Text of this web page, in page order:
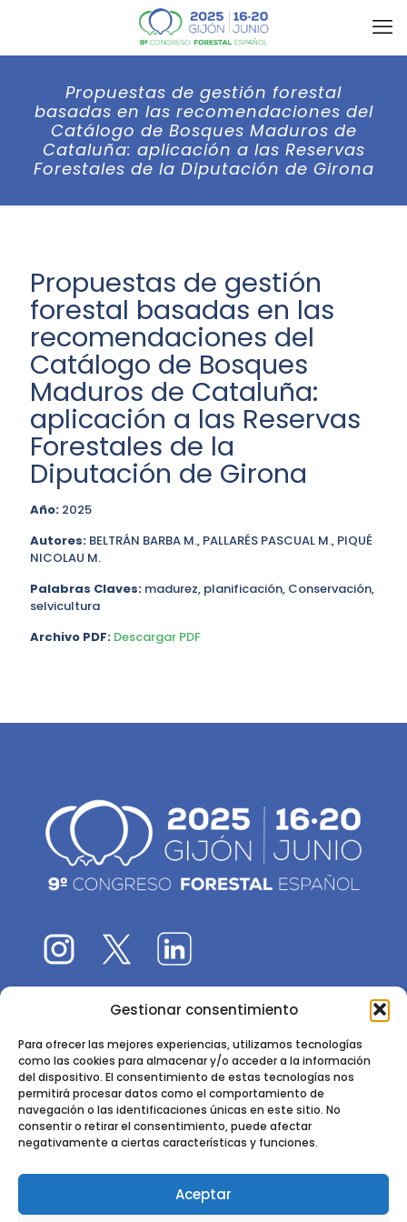
Gestionar consentimiento
Para ofrecer las mejores experiencias, utilizamos tecnologías
como las cookies para almacenar y/o acceder a la información
del dispositivo. El consentimiento de estas tecnologías nos
permitirá procesar datos como el comportamiento de
navegación o las identificaciones únicas en este sitio. No
consentir o retirar el consentimiento, puede afectar
negativamente a ciertas características y funciones.
Aceptar
Propuestas de gestión forestal
basadas en las recomendaciones del
Catálogo de Bosques Maduros de
Cataluña: aplicación a las Reservas
Forestales de la Diputación de Girona
Propuestas de gestión
forestal basadas en las
recomendaciones del
Catálogo de Bosques
Maduros de Cataluña:
aplicación a las Reservas
Forestales de la
Diputación de Girona
Año: 2025
Autores: BELTRÁN BARBA M., PALLARÉS PASCUAL M., PIQUÉ
NICOLAU M.
Palabras Claves: madurez, planificación, Conservación,
selvicultura
Archivo PDF: Descargar PDF
El 9CFE es una actividad promovida por laSociedad
Instituto de Ciencias Forestales, INIA-CSIC
Ctra. de la Coruña km 7,5 - 28040 Madrid